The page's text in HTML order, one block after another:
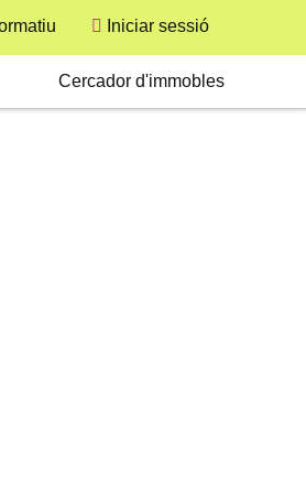
User
Iniciar sessió
Cercador d'immobles